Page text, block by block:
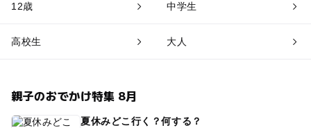
12歳 中学生
高校生 大人
親子のおでかけ特集 8月
夏休みどこ行く？何する？